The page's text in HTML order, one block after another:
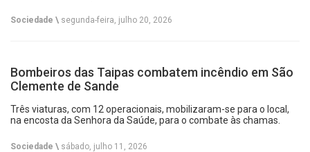
Sociedade \ segunda-feira, julho 20, 2026
Bombeiros das Taipas combatem incêndio em São
Clemente de Sande
Três viaturas, com 12 operacionais, mobilizaram-se para o local,
na encosta da Senhora da Saúde, para o combate às chamas.
Sociedade \ sábado, julho 11, 2026